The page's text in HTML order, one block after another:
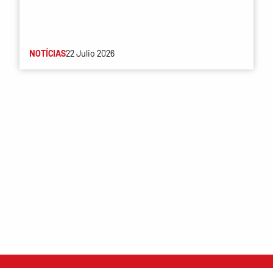
NOTÍCIAS22 Julio 2026